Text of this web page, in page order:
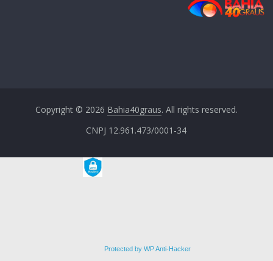
Copyright © 2026 Bahia40graus. All rights reserved.
CNPJ 12.961.473/0001-34
Protected by WP Anti-Hacker